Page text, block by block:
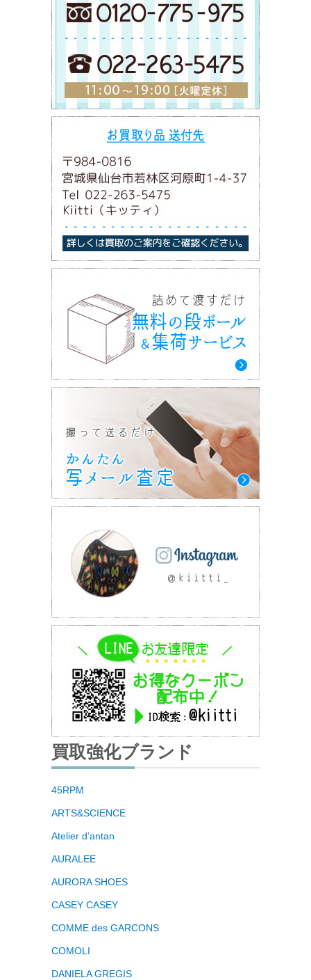
買取強化ブランド
45RPM
ARTS&SCIENCE
Atelier d’antan
AURALEE
AURORA SHOES
CASEY CASEY
COMME des GARCONS
COMOLI
DANIELA GREGIS